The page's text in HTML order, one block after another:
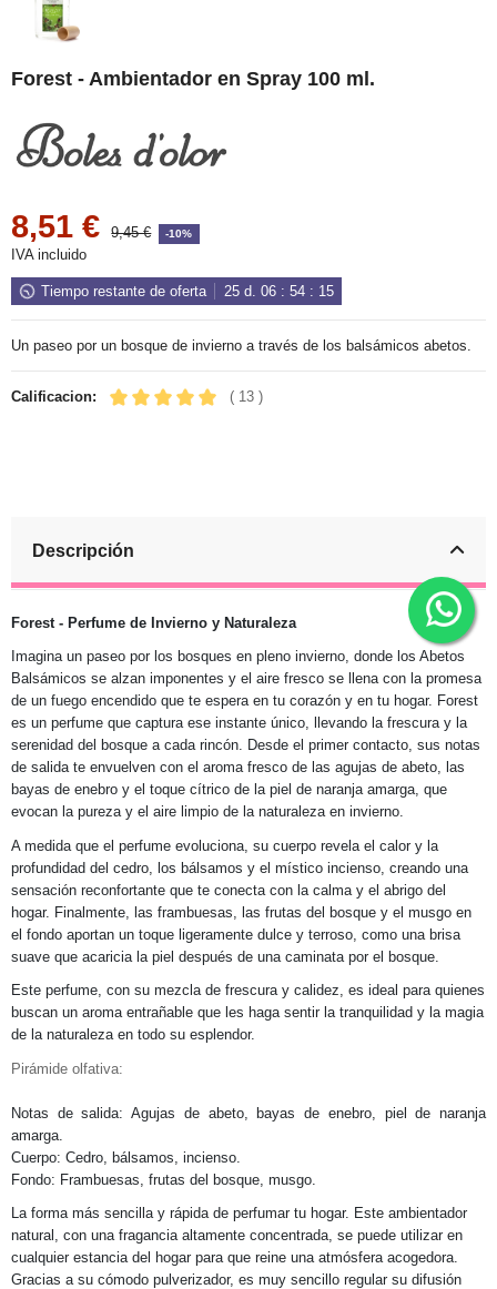
Forest - Ambientador en Spray 100 ml.
8,51 € 9,45 € -10%
IVA incluido
Tiempo restante de oferta 25d. 06: 54: 15
Un paseo por un bosque de invierno a través de los balsámicos abetos.
Calificacion: ( 13 )
Descripción
Forest - Perfume de Invierno y Naturaleza
Imagina un paseo por los bosques en pleno invierno, donde los Abetos
Balsámicos se alzan imponentes y el aire fresco se llena con la promesa
de un fuego encendido que te espera en tu corazón y en tu hogar. Forest
es un perfume que captura ese instante único, llevando la frescura y la
serenidad del bosque a cada rincón. Desde el primer contacto, sus notas
de salida te envuelven con el aroma fresco de las agujas de abeto, las
bayas de enebro y el toque cítrico de la piel de naranja amarga, que
evocan la pureza y el aire limpio de la naturaleza en invierno.
A medida que el perfume evoluciona, su cuerpo revela el calor y la
profundidad del cedro, los bálsamos y el místico incienso, creando una
sensación reconfortante que te conecta con la calma y el abrigo del
hogar. Finalmente, las frambuesas, las frutas del bosque y el musgo en
el fondo aportan un toque ligeramente dulce y terroso, como una brisa
suave que acaricia la piel después de una caminata por el bosque.
Este perfume, con su mezcla de frescura y calidez, es ideal para quienes
buscan un aroma entrañable que les haga sentir la tranquilidad y la magia
de la naturaleza en todo su esplendor.
Pirámide olfativa:
Notas de salida: Agujas de abeto, bayas de enebro, piel de naranja
amarga.
Cuerpo: Cedro, bálsamos, incienso.
Fondo: Frambuesas, frutas del bosque, musgo.
La forma más sencilla y rápida de perfumar tu hogar. Este ambientador
natural, con una fragancia altamente concentrada, se puede utilizar en
cualquier estancia del hogar para que reine una atmósfera acogedora.
Gracias a su cómodo pulverizador, es muy sencillo regular su difusión